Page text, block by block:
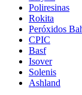
Poliresinas
Rokita
Peróxidos
CPIC
Basf
Isover
Solenis
Ashland